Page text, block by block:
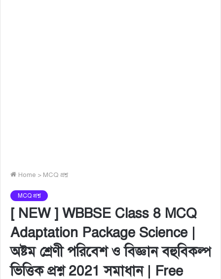
Home > MCQ প্রশ্ন
MCQ প্রশ্ন
[ NEW ] WBBSE Class 8 MCQ
Adaptation Package Science |
অষ্টম শ্রেণী পরিবেশ ও বিজ্ঞান বহুবিকল্প
ভিত্তিক প্রশ্ন 2021 সমাধান | Free